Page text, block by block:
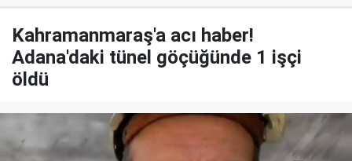
Kahramanmaraş'a acı haber!
Adana'daki tünel göçüğünde 1 işçi
öldü